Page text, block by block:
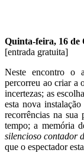
Quinta-feira, 16 de
[entrada gratuita]
Neste encontro o
percorreu ao criar a
incertezas; as
esta nova
recorrências na sua
tempo; a memória
silencioso contador
que o espectador